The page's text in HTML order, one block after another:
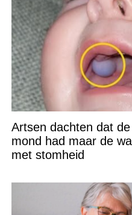
Artsen dachten dat
mond had maar de
met stomheid